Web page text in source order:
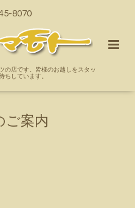
8070
の店です。皆様のお越しをスタッ
ちしています。
ご案内